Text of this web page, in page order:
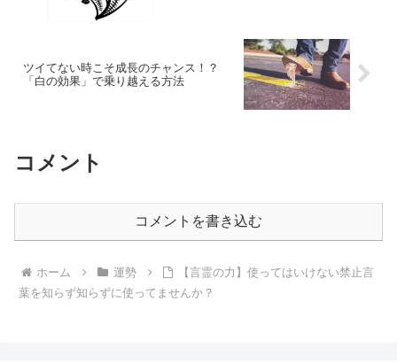
ツイてない時こそ成長のチャンス！？
「白の効果」で乗り越える方法
コメント
コメントを書き込む
ホーム 運勢
【言霊の力】使ってはいけない禁止言
葉を知らず知らずに使ってませんか？